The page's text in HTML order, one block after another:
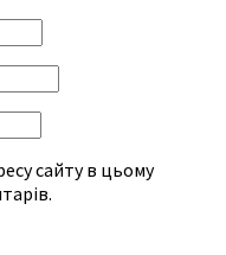
сайту в цьому